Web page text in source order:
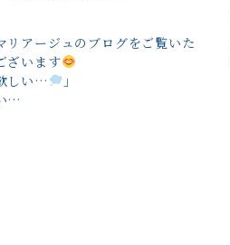
リアージュのブログをご覧いた
ざいます
しい…
」
…